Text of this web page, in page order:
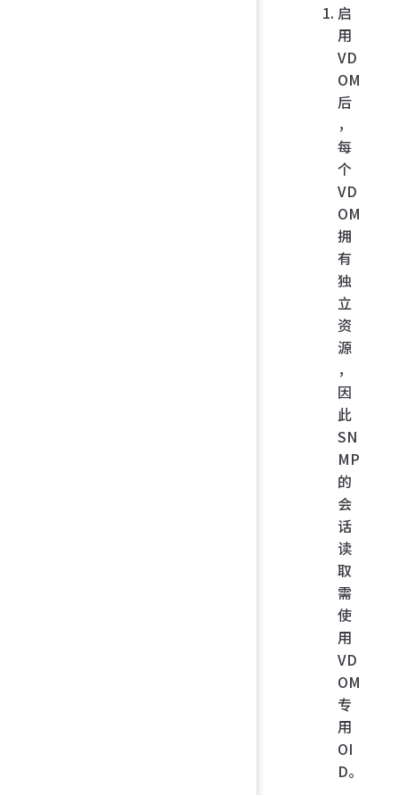
启
用
VD
OM
后
，
每
个
VD
OM
拥
有
独
立
资
源
，
因
此
SN
MP
的
会
话
读
取
需
使
用
VD
OM
专
用
OI
D。